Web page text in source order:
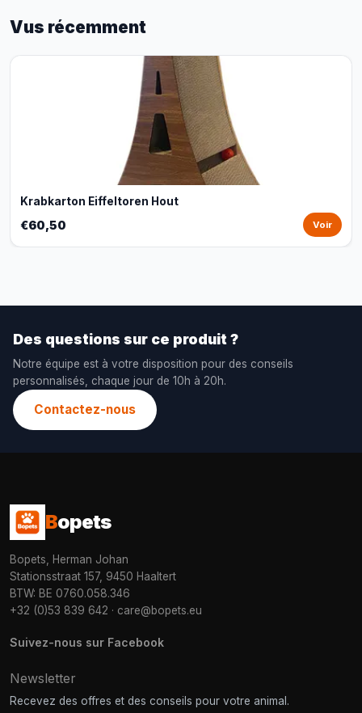
Vus récemment
Krabkarton Eiffeltoren Hout
€60,50 Voir
Des questions sur ce produit ?
Notre équipe est à votre disposition pour des conseils
personnalisés, chaque jour de 10h à 20h.
Contactez-nous
Bopets
Bopets, Herman Johan
Stationsstraat 157, 9450 Haaltert
BTW: BE 0760.058.346
+32 (0)53 839 642 · care@bopets.eu
Suivez-nous sur Facebook
Newsletter
Recevez des offres et des conseils pour votre animal.